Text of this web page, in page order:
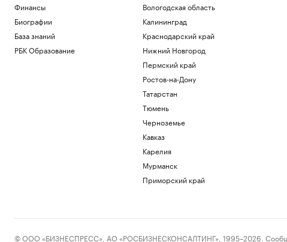
Финансы
Биографии
База знаний
РБК Образование
Вологодская область
Калининград
Краснодарский край
Нижний Новгород
Пермский край
Ростов-на-Дону
Татарстан
Тюмень
Черноземье
Кавказ
Карелия
Мурманск
Приморский край
© ООО «БИЗНЕСПРЕСС», АО «РОСБИЗНЕСКОНСАЛТИНГ», 1995–2026.